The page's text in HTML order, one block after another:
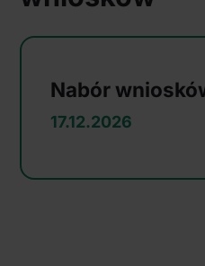
Nabór
17.12.2026